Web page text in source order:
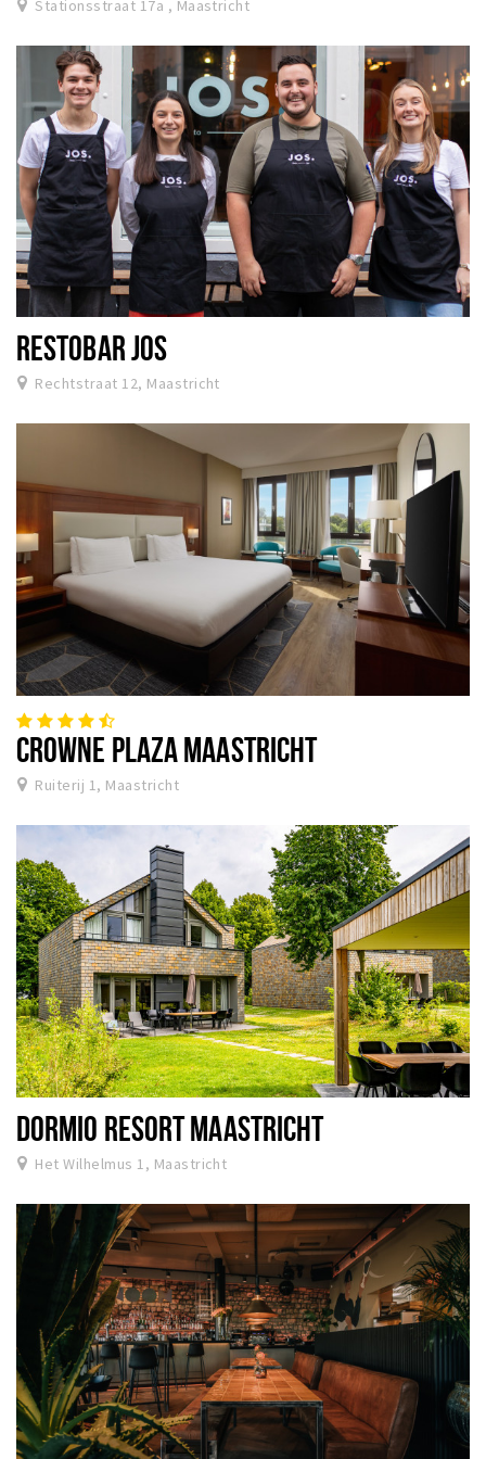
Stationsstraat 17a , Maastricht
RESTOBAR JOS
Rechtstraat 12, Maastricht
CROWNE PLAZA MAASTRICHT
Ruiterij 1, Maastricht
DORMIO RESORT MAASTRICHT
Het Wilhelmus 1, Maastricht